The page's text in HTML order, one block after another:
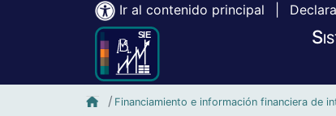
Ir al contenido principal
Inicio SIE-Banxico
Financiamiento e información financiera de